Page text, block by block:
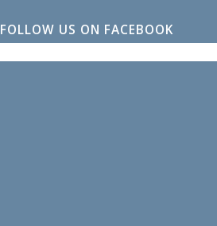
FOLLOW US ON FACEBOOK